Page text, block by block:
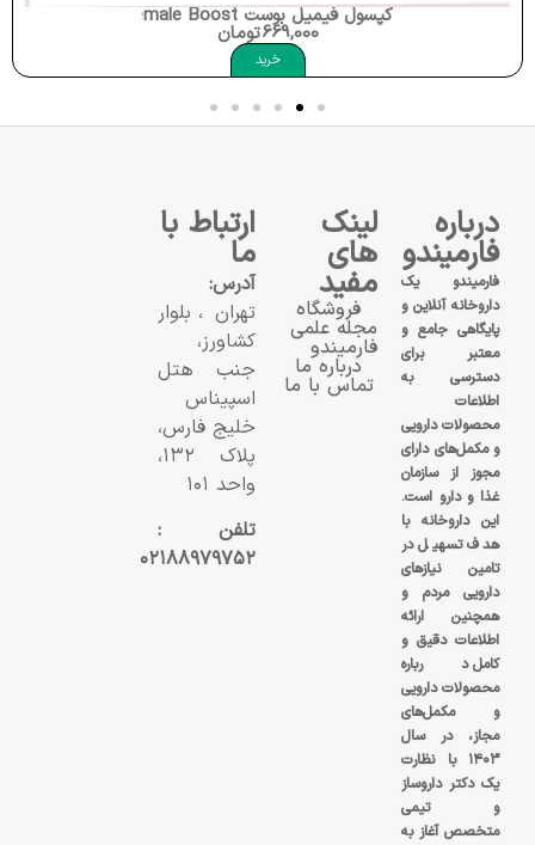
کپسول فیمیل بوست Nutrax Female Boost
669,000تومان
خرید
درباره
فارمیندو
فارمیندو یک
داروخانه آنلاین و
پایگاهی جامع و
معتبر برای
دسترسی به
اطلاعات
محصولات دارویی
و مکمل‌های دارای
مجوز از سازمان
غذا و دارو است.
این داروخانه با
هدف تسهیل در
تامین نیازهای
دارویی مردم و
همچنین ارائه
اطلاعات دقیق و
کامل درباره
محصولات دارویی
و مکمل‌های
مجاز، در سال
۱۴۰۳ با نظارت
یک دکتر داروساز
و تیمی
متخصص آغاز به
لینک
های
مفید
فروشگاه
مجله علمی
فارمیندو
درباره ما
تماس با ما
ارتباط با
ما
آدرس:
تهران، بلوار
کشاورز،
جنب هتل
اسپیناس
خلیج فارس،
پلاک ۱۳۲،
واحد ۱۰۱
تلفن :
۰۲۱۸۸۹۷۹۷۵۲